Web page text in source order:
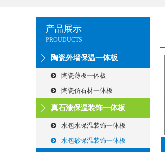
产品展示
PROUDUCTS
陶瓷外墙保温一体板
陶瓷薄板一体板
陶瓷仿石材一体板
真石漆保温装饰一体板
水包水保温装饰一体板
水包砂保温装饰一体板